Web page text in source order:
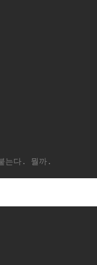
는다. 뭘까.